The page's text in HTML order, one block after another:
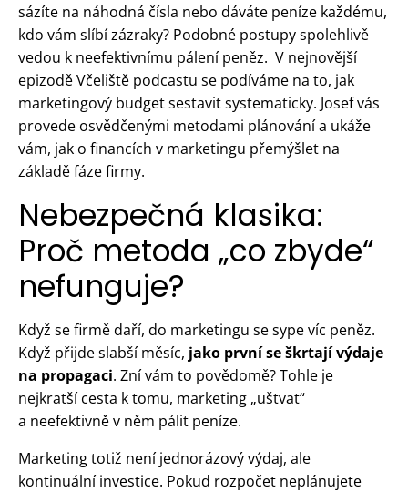
sázíte na náhodná čísla nebo dáváte peníze každému,
kdo vám slíbí zázraky? Podobné postupy spolehlivě
vedou k neefektivnímu pálení peněz. V nejnovější
epizodě Včeliště podcastu se podíváme na to, jak
marketingový budget sestavit systematicky. Josef vás
provede osvědčenými metodami plánování a ukáže
vám, jak o financích v marketingu přemýšlet na
základě fáze firmy.
Nebezpečná klasika:
Proč metoda „co zbyde“
nefunguje?
Když se firmě daří, do marketingu se sype víc peněz.
Když přijde slabší měsíc, jako první se škrtají výdaje
na propagaci. Zní vám to povědomě? Tohle je
nejkratší cesta k tomu, marketing „uštvat“
a neefektivně v něm pálit peníze.
Marketing totiž není jednorázový výdaj, ale
kontinuální investice. Pokud rozpočet neplánujete